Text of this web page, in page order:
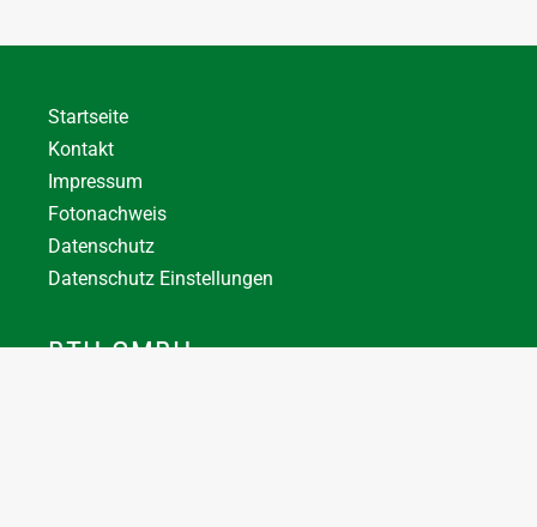
Startseite
Kontakt
Impressum
Fotonachweis
Datenschutz
Datenschutz Einstellungen
BTH GMBH